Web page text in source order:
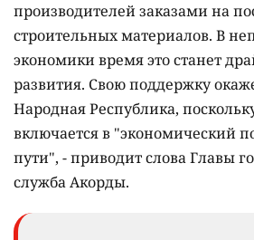
производителей заказами на
строительных материалов. В
экономики время это станет
развития. Свою поддержку
Народная Республика,
включается в "экономический
пути", - приводит слова Главы
служба Акорды.